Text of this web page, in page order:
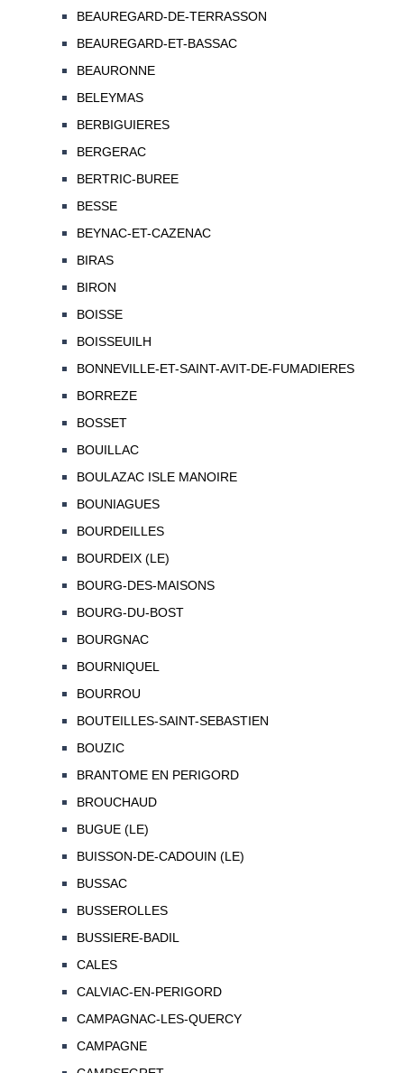
BEAUREGARD-DE-TERRASSON
BEAUREGARD-ET-BASSAC
BEAURONNE
BELEYMAS
BERBIGUIERES
BERGERAC
BERTRIC-BUREE
BESSE
BEYNAC-ET-CAZENAC
BIRAS
BIRON
BOISSE
BOISSEUILH
BONNEVILLE-ET-SAINT-AVIT-DE-FUMADIERES
BORREZE
BOSSET
BOUILLAC
BOULAZAC ISLE MANOIRE
BOUNIAGUES
BOURDEILLES
BOURDEIX (LE)
BOURG-DES-MAISONS
BOURG-DU-BOST
BOURGNAC
BOURNIQUEL
BOURROU
BOUTEILLES-SAINT-SEBASTIEN
BOUZIC
BRANTOME EN PERIGORD
BROUCHAUD
BUGUE (LE)
BUISSON-DE-CADOUIN (LE)
BUSSAC
BUSSEROLLES
BUSSIERE-BADIL
CALES
CALVIAC-EN-PERIGORD
CAMPAGNAC-LES-QUERCY
CAMPAGNE